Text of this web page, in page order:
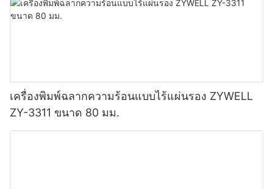
เครื่องพิมพ์ฉลากความร้อนแบบไร้แผ่นรอง ZYWELL
ZY-3311 ขนาด 80 มม.